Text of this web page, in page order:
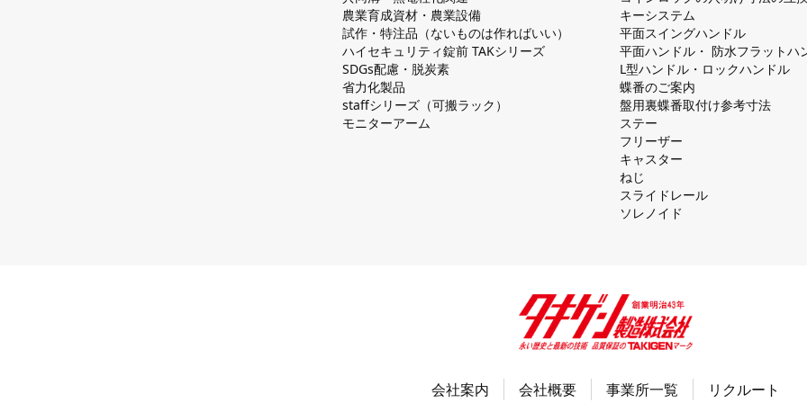
農業育成資材・農業設備
試作・特注品（ないものは作ればいい）
ハイセキュリティ錠前 TAKシリーズ
SDGs配慮・脱炭素
省力化製品
staffシリーズ（可搬ラック）
モニターアーム
キーシステム
平⾯スイングハンドル
平⾯ハンドル・ 防⽔フラットハ
L型ハンドル・ロックハンドル
蝶番のご案内
盤⽤裏蝶番取付け参考⼨法
ステー
フリーザー
キャスター
ねじ
スライドレール
ソレノイド
会社案内 会社概要 事業所一覧 リクルート